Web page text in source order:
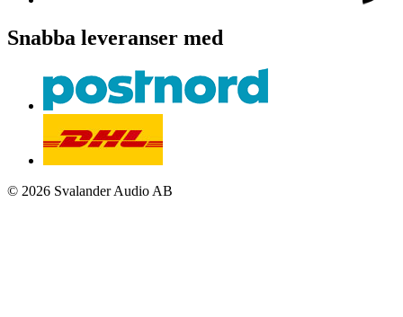
Snabba leveranser med
© 2026 Svalander Audio AB